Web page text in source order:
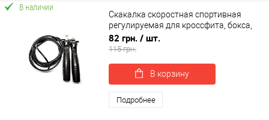
В наличии
Скакалка скоростная спортивная
регулируемая для кроссфита, бокса,
фитнеса 260 см OSPORT (MS 3299-1)
82 грн. / шт.
115 грн.
В корзину
Подробнее